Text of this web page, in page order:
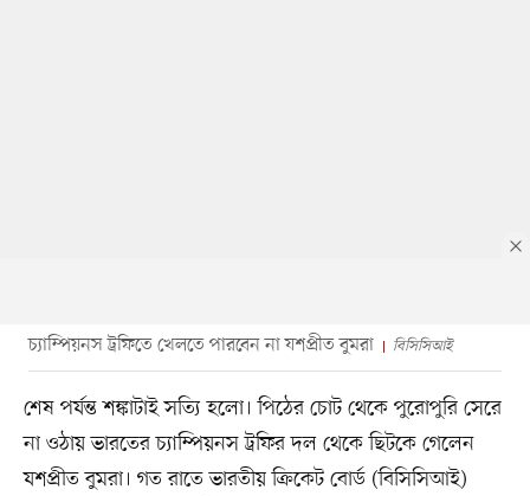
চ্যাম্পিয়নস ট্রফিতে খেলতে পারবেন না যশপ্রীত বুমরা বিসিসিআই
শেষ পর্যন্ত শঙ্কাটাই সত্যি হলো। পিঠের চোট থেকে পুরোপুরি সেরে
না ওঠায় ভারতের চ্যাম্পিয়নস ট্রফির দল থেকে ছিটকে গেলেন
যশপ্রীত বুমরা। গত রাতে ভারতীয় ক্রিকেট বোর্ড (বিসিসিআই)